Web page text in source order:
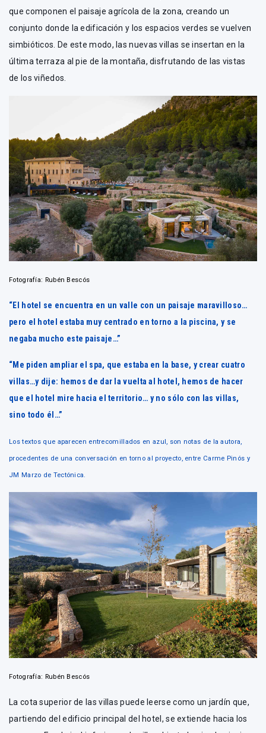
que componen el paisaje agrícola de la zona, creando un
conjunto donde la edificación y los espacios verdes se vuelven
simbióticos. De este modo, las nuevas villas se insertan en la
última terraza al pie de la montaña, disfrutando de las vistas
de los viñedos.
Fotografía: Rubén Bescós
“El hotel se encuentra en un valle con un paisaje maravilloso…
pero el hotel estaba muy centrado en torno a la piscina, y se
negaba mucho este paisaje…”
“Me piden ampliar el spa, que estaba en la base, y crear cuatro
villas…y dije: hemos de dar la vuelta al hotel, hemos de hacer
que el hotel mire hacia el territorio… y no sólo con las villas,
sino todo él…”
Los textos que aparecen entrecomillados en azul, son notas de la autora,
procedentes de una conversación en torno al proyecto, entre Carme Pinós y
JM Marzo de Tectónica.
Fotografía: Rubén Bescós
La cota superior de las villas puede leerse como un jardín que,
partiendo del edificio principal del hotel, se extiende hacia los